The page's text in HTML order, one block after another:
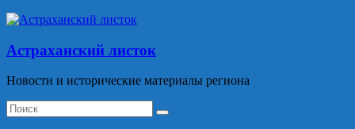
Астраханский листок
Новости и исторические материалы региона